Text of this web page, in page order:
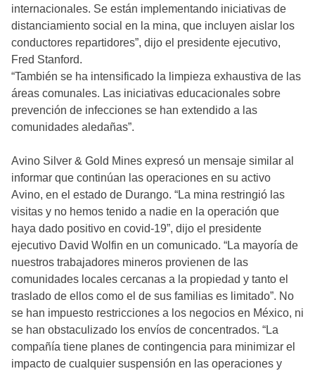
internacionales. Se están implementando iniciativas de
distanciamiento social en la mina, que incluyen aislar los
conductores repartidores”, dijo el presidente ejecutivo,
Fred Stanford.
“También se ha intensificado la limpieza exhaustiva de las
áreas comunales. Las iniciativas educacionales sobre
prevención de infecciones se han extendido a las
comunidades aledañas”.
Avino Silver & Gold Mines expresó un mensaje similar al
informar que continúan las operaciones en su activo
Avino, en el estado de Durango. “La mina restringió las
visitas y no hemos tenido a nadie en la operación que
haya dado positivo en covid-19”, dijo el presidente
ejecutivo David Wolfin en un comunicado. “La mayoría de
nuestros trabajadores mineros provienen de las
comunidades locales cercanas a la propiedad y tanto el
traslado de ellos como el de sus familias es limitado”. No
se han impuesto restricciones a los negocios en México, ni
se han obstaculizado los envíos de concentrados. “La
compañía tiene planes de contingencia para minimizar el
impacto de cualquier suspensión en las operaciones y